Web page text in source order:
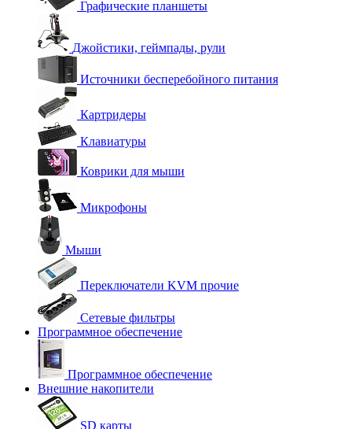
Графические планшеты
Джойстики, геймпады, рули
Источники бесперебойного питания
Картридеры
Клавиатуры
Коврики для мыши
Микрофоны
Мыши
Переключатели KVM прочие
Сетевые фильтры
Программное обеспечение
Программное обеспечение
Внешние накопители
SD карты